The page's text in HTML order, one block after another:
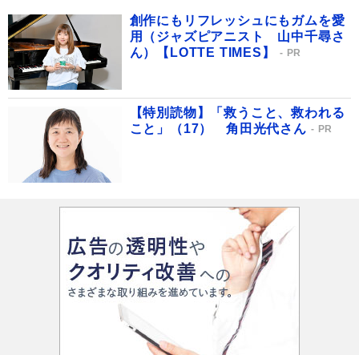
創作にもリフレッシュにもガムを愛
用（ジャズピアニスト 山中千尋さ
ん）【LOTTE TIMES】
PR
【特別読物】「救うこと、救われる
こと」（17） 角田光代さん
PR